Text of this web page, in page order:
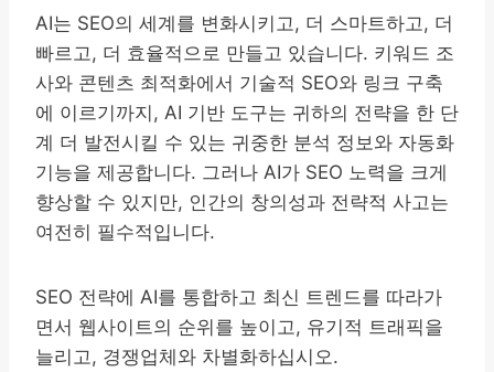
AI는 SEO의 세계를 변화시키고, 더 스마트하고, 더
빠르고, 더 효율적으로 만들고 있습니다. 키워드 조
사와 콘텐츠 최적화에서 기술적 SEO와 링크 구축
에 이르기까지, AI 기반 도구는 귀하의 전략을 한 단
계 더 발전시킬 수 있는 귀중한 분석 정보와 자동화
기능을 제공합니다. 그러나 AI가 SEO 노력을 크게
향상할 수 있지만, 인간의 창의성과 전략적 사고는
여전히 필수적입니다.
SEO 전략에 AI를 통합하고 최신 트렌드를 따라가
면서 웹사이트의 순위를 높이고, 유기적 트래픽을
늘리고, 경쟁업체와 차별화하십시오.